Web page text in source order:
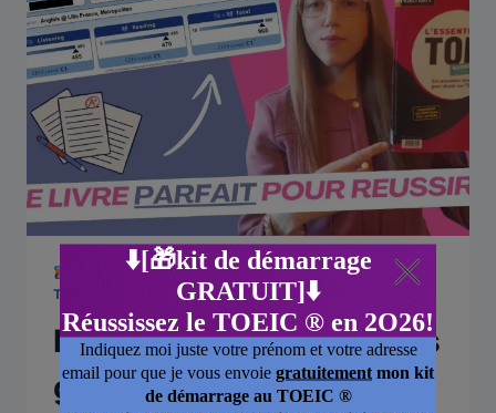
LIVRES TOEIC POUR PRÉPARER ET RÉUSSIR SON
TEST D'ANGLAIS !
Réussir son test d’anglais
grâce au livre